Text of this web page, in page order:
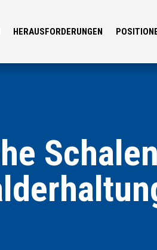
HERAUSFORDERUNGEN